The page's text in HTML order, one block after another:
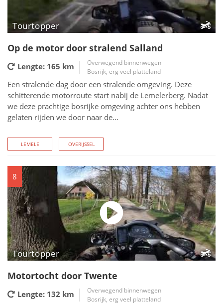
Tourtopper
Op de motor door stralend Salland
Lengte: 165 km
Overwegend binnenwegen
Bosrijk, erg veel platteland
Een stralende dag door een stralende omgeving. Deze
schitterende motorroute start nabij de Lemelerberg. Nadat
we deze prachtige bosrijke omgeving achter ons hebben
gelaten rijden we door naar de...
LEMELE OVERIJSSEL
8
Tourtopper
Motortocht door Twente
Lengte: 132 km
Overwegend binnenwegen
Bosrijk, erg veel platteland